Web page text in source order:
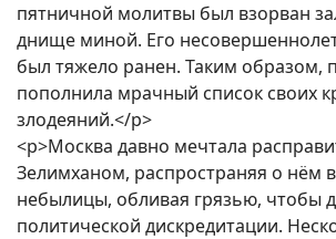
пятничной молитвы был взорван
днище миной. Его
был тяжело ранен. Таким образом,
пополнила мрачный список своих
злодеяний.</p>
<p>Москва давно мечтала
Зелимханом, распространяя о нём
небылицы, обливая грязью, чтобы
политической дискредитации.